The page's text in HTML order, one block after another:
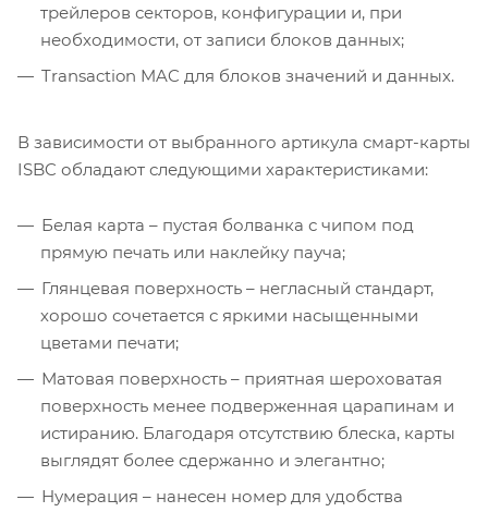
трейлеров секторов, конфигурации и, при
необходимости, от записи блоков данных;
Transaction MAC для блоков значений и данных.
В зависимости от выбранного артикула смарт-карты
ISBC обладают следующими характеристиками:
Белая карта – пустая болванка с чипом под
прямую печать или наклейку пауча;
Глянцевая поверхность – негласный стандарт,
хорошо сочетается с яркими насыщенными
цветами печати;
Матовая поверхность – приятная шероховатая
поверхность менее подверженная царапинам и
истиранию. Благодаря отсутствию блеска, карты
выглядят более сдержанно и элегантно;
Нумерация – нанесен номер для удобства